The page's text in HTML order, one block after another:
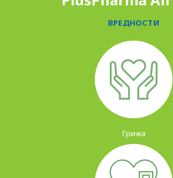
ПРЕПОРАКИ
ВРЕДНОСТИ
Грижа